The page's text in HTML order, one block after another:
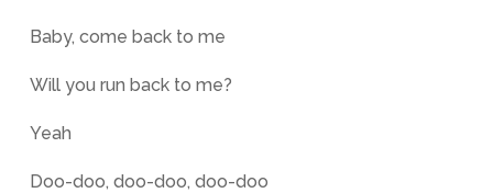
Baby, come back to me
Will you run back to me?
Yeah
Doo-doo, doo-doo, doo-doo